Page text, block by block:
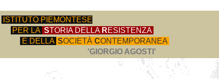
ISTITUTO PIEMONTESE
PER LA STORIA DELLA RESISTENZA
E DELLA SOCIETÀ CONTEMPORANEA
'GIORGIO AGOSTI'